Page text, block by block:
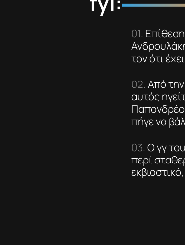
τον ότι
Από
αυτός
πήγε να
Ο γγ
περί